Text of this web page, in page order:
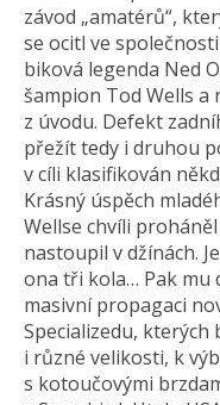
závod „amatérů“,
se ocitl ve
biková legenda Ned
šampion Tod Wells a
z úvodu. Defekt
přežít tedy i druhou
v cíli klasifikován
Krásný úspěch
Wellse chvíli
nastoupil v džínách.
ona tři kola… Pak mu
masivní propagaci
Specializedu,
i různé velikosti, k
s kotoučovými